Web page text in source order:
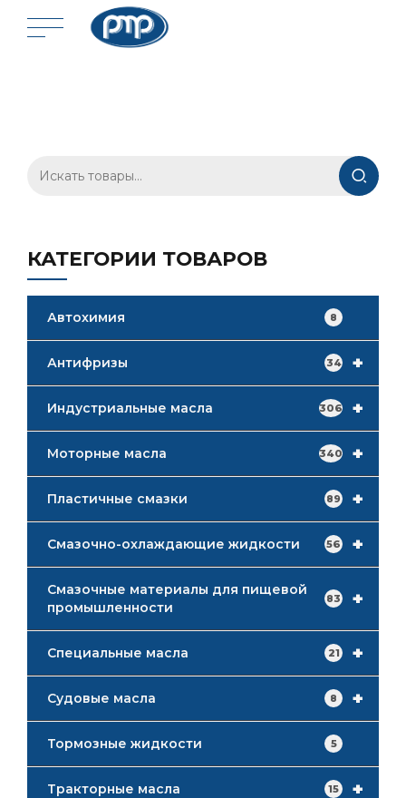
КАТЕГОРИИ ТОВАРОВ
Автохимия 8
+
Антифризы 34
+
Индустриальные масла 306
+
Моторные масла 340
+
Пластичные смазки 89
+
Смазочно-охлаждающие жидкости 56
+
Смазочные материалы для пищевой
промышленности
83
+
Специальные масла 21
+
Судовые масла 8
Тормозные жидкости 5
+
Тракторные масла 15